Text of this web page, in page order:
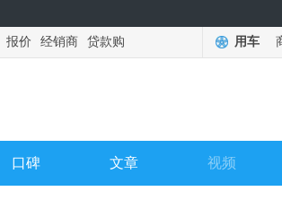
报价 经销商 贷款购 用车
口碑 文章 视频